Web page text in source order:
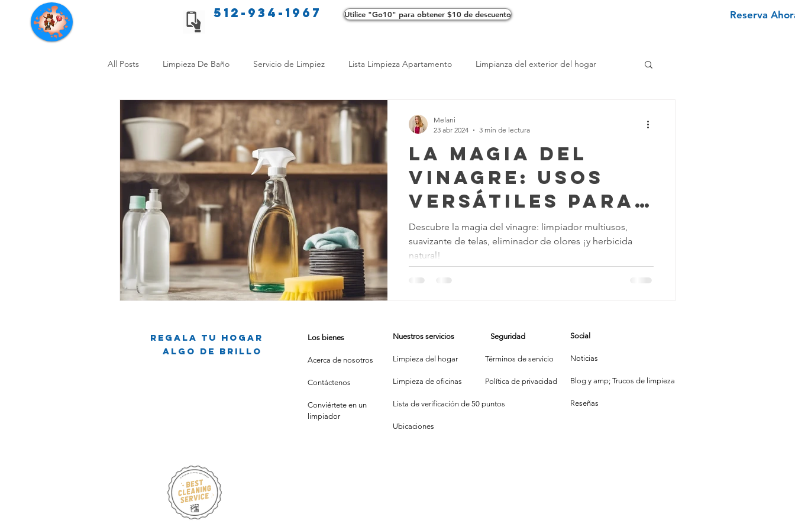
Servicios de limpieza de Texas 512-934-1967 Utilice "Go10" para obtener $10 de descuento Reserva
All Posts Limpieza De Baño Servicio de Limpiez Lista Limpieza Apartamento Limpianza del exterior del hogar
Consejos de limpieza para mascotas Consejos de limpieza ecológica
Limpieza Sin Alergias Beneficios de Profesionales LimpiezaTransformadora Limpieza Mantenimiento Hogar
Comparación Limpieza Hogar Opciones de limpieza Diferencias en Limpieza Truco de Limpieza Texano
Organiza tu Hogar Limpieza y Bienestar Productos de Limpieza Caseros
Viviendo en un apartamento Limpieza de Alfombras Texas Cleaning Services
Mitos de Limpieza Consejos de Limpieza Estacionales
La Magia del
Vinagre: Usos
Versátiles para
la Limpieza
Descubre la magia del vinagre: limpiador multiusos,
suavizante de telas, eliminador de olores ¡y herbicida
natural!
Melani
23 abr 2024
3 min de lectura
Regala tu hogar
Algo de brillo
Los bienes
Acerca de nosotros
Contáctenos
Conviértete en un
limpiador
Nuestros servicios
Limpieza del hogar
Limpieza de oficinas
Lista de verificación de 50 puntos
Ubicaciones
Seguridad
Términos de servicio
Política de privacidad
Social
Noticias
Blog y amp; Trucos de limpieza
Reseñas